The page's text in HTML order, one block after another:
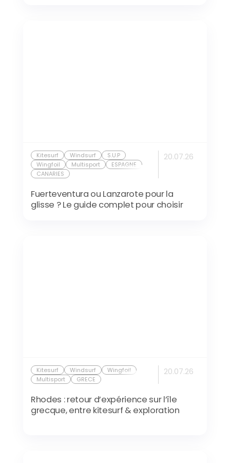
Kitesurf Windsurf
S.U.P
Wingfoil
Multisport
ESPAGNE
CANARIES
20.07.26
Fuerteventura ou Lanzarote pour la
glisse ? Le guide complet pour choisir
Kitesurf Windsurf
Wingfoil
Multisport
GRECE
20.07.26
Rhodes : retour d’expérience sur l’île
grecque, entre kitesurf & exploration